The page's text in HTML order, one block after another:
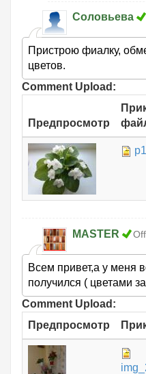
Соловьева
Пристрою фиалку,
цветов.
Comment Upload:
Предпросмотр
MASTER
Всем привет,а у меня
получился ( цветами
Comment Upload:
Предпросмотр